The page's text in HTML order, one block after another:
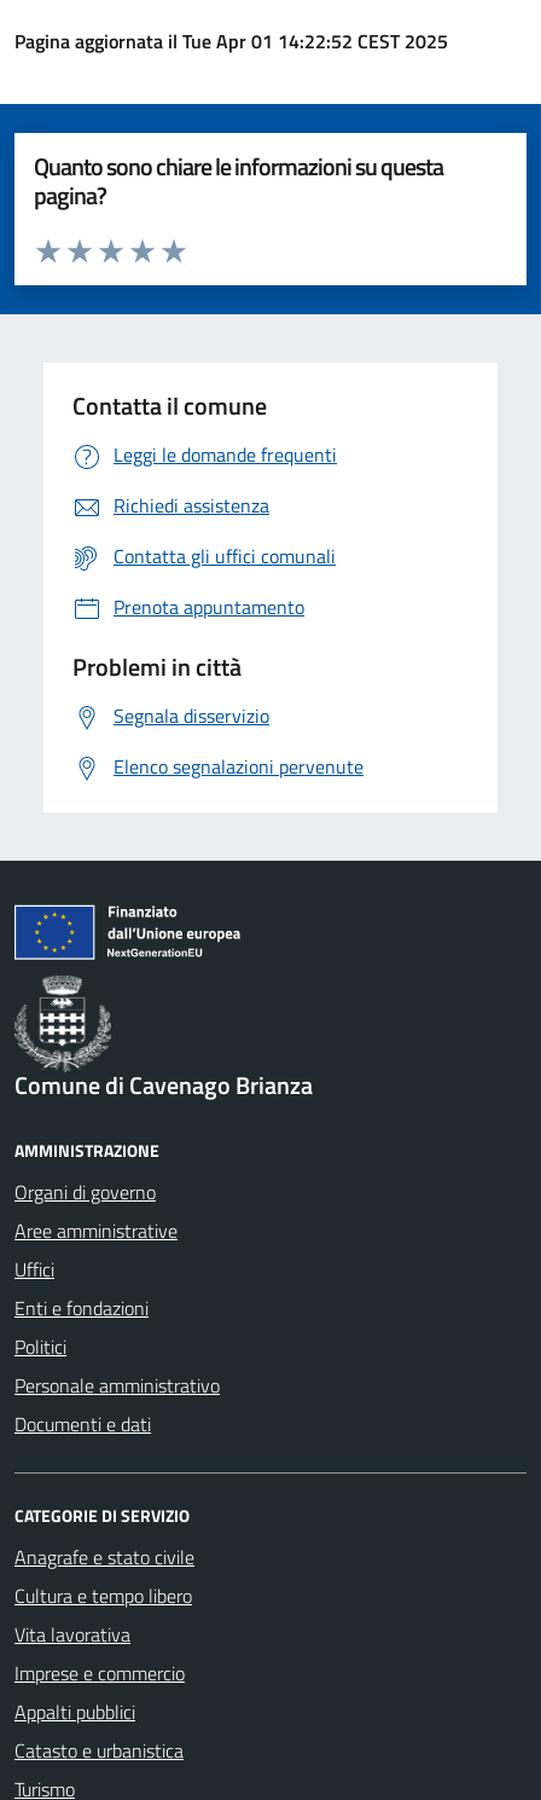
Pagina aggiornata il Tue Apr 01 14:22:52 CEST 2025
Quanto sono chiare le informazioni su questa
pagina?
Valuta da 1 a 5 stelle la pagina
Valuta 5 stelle su 5
Valuta 4 stelle su 5
Valuta 3 stelle su 5
Valuta 2 stelle su 5
Valuta 1 stelle su 5
Contatta il comune
Leggi le domande frequenti
Richiedi assistenza
Contatta gli uffici comunali
Prenota appuntamento
Problemi in città
Segnala disservizio
Elenco segnalazioni pervenute
Comune di Cavenago Brianza
AMMINISTRAZIONE
Organi di governo
Aree amministrative
Uffici
Enti e fondazioni
Politici
Personale amministrativo
Documenti e dati
CATEGORIE DI SERVIZIO
Anagrafe e stato civile
Cultura e tempo libero
Vita lavorativa
Imprese e commercio
Appalti pubblici
Catasto e urbanistica
Turismo